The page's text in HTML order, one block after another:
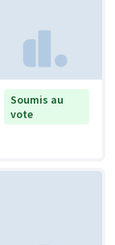
Soumis au
vote